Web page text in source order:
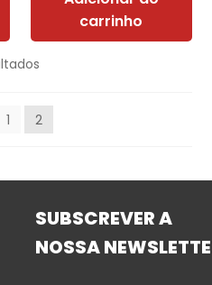
carrinho
1 2
SUBSCREVER A
NOSSA